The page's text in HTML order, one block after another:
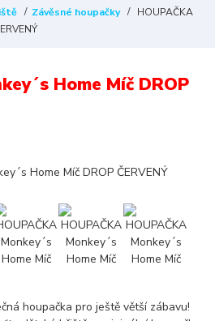
Závěsné houpačky
HOUPAČKA
Home Míč DROP
houpačka pro ještě větší zábavu!